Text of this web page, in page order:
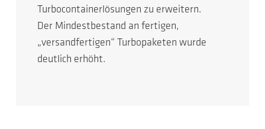
Turbocontainerlösungen zu erweitern.
Der Mindestbestand an fertigen,
„versandfertigen“ Turbopaketen wurde
deutlich erhöht.